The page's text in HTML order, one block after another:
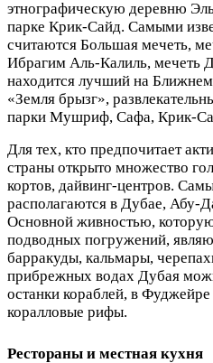
этнографическую деревню
парке Крик-Сайд. Самыми
считаются Большая мечеть,
Ибрагим Аль-Калиль, мечеть
находится лучший на
«Земля брызг»,
парки Мушриф, Сафа, Крик-
Для тех, кто предпочитает
страны открыто множество
кортов, дайвинг-центров.
располагаются в Дубае,
Основной живностью,
подводных погружений,
барракуды, кальмары,
прибрежных водах Дубая
останки кораблей, в
коралловые рифы.
Рестораны и местная кухня